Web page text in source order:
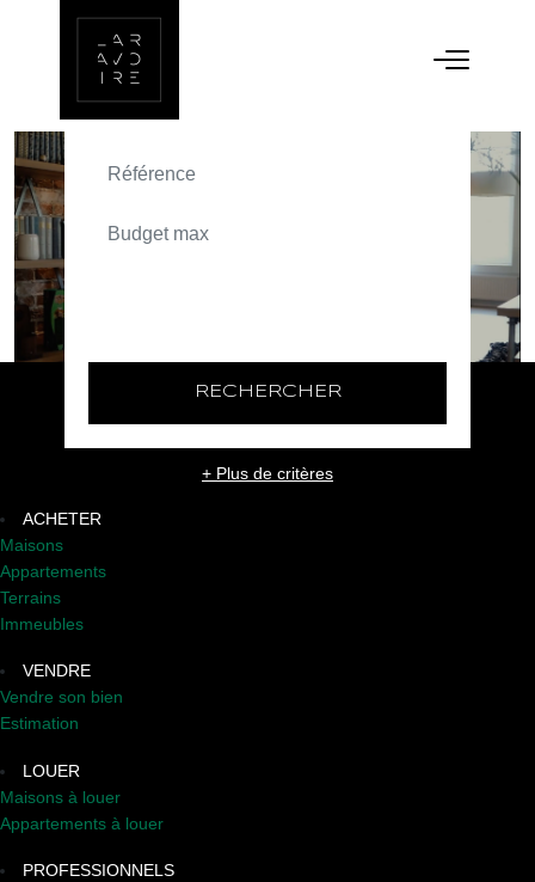
ACHETER
TEXT_SEARCH_SELECTIONNEZ
RECHERCHER
+ Plus de critères
ACHETER
Maisons
Appartements
Terrains
Immeubles
VENDRE
Vendre son bien
Estimation
LOUER
Maisons à louer
Appartements à louer
PROFESSIONNELS